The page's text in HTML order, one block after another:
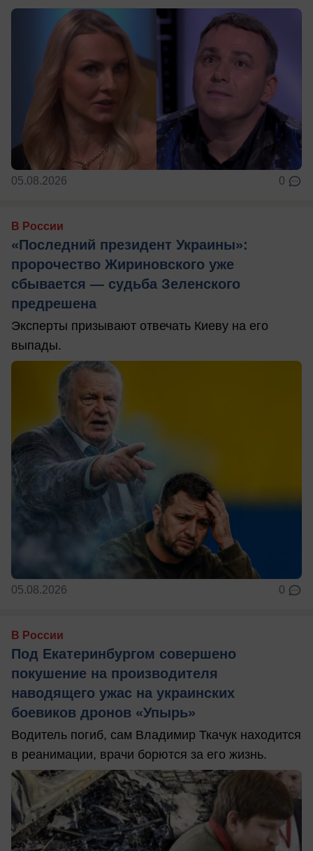
05.08.2026 0
В России
«Последний президент Украины»:
пророчество Жириновского уже
сбывается — судьба Зеленского
предрешена
Эксперты призывают отвечать Киеву на его
выпады.
05.08.2026 0
В России
Под Екатеринбургом совершено
покушение на производителя
наводящего ужас на украинских
боевиков дронов «Упырь»
Водитель погиб, сам Владимир Ткачук находится
в реанимации, врачи борются за его жизнь.